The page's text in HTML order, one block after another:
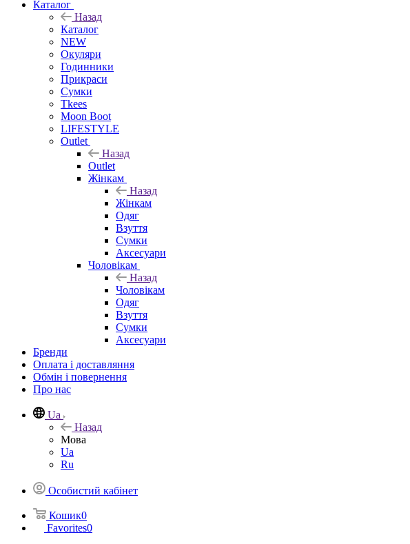
Каталог
Назад
Каталог
NEW
Окуляри
Годинники
Прикраси
Сумки
Tkees
Moon Boot
LIFESTYLE
Outlet
Назад
Outlet
Жінкам
Назад
Жінкам
Одяг
Взуття
Сумки
Аксесуари
Чоловікам
Назад
Чоловікам
Одяг
Взуття
Сумки
Аксесуари
Бренди
Оплата і доставляння
Обмін і повернення
Про нас
Ua
Назад
Мова
Ua
Ru
Особистий кабінет
Кошик0
Favorites0